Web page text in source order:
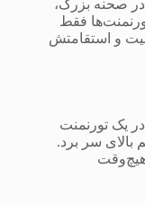
صحنه بزرگ،
فقط
و استقامتش
یک تورنمنت
بالای سر برد.